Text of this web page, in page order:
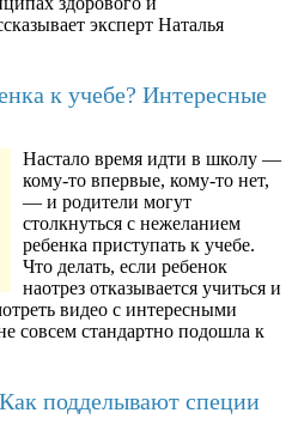
эксперт Наталья
к учебе? Интересные
Настало время идти в школу —
кому-то впервые, кому-то нет,
— и родители могут
столкнуться с нежеланием
ребенка приступать к учебе.
Что делать, если ребенок
наотрез отказывается учиться и
видео с интересными
совсем стандартно подошла к
подделывают специи